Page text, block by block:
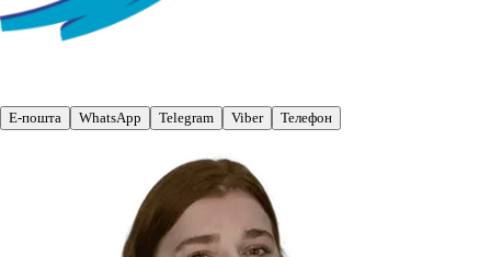
Е-пошта WhatsApp Telegram Viber Телефон